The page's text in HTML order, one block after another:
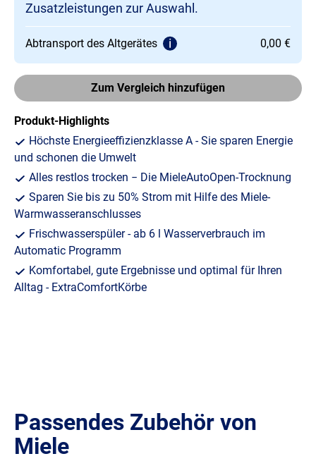
Zusatzleistungen zur Auswahl.
0,00 €
Abtransport des Altgerätes
Zum Vergleich hinzufügen
Produkt-Highlights
Höchste Energieeffizienzklasse A - Sie sparen Energie
und schonen die Umwelt
Alles restlos trocken − Die MieleAutoOpen-Trocknung
Sparen Sie bis zu 50% Strom mit Hilfe des Miele-
Warmwasseranschlusses
Frischwasserspüler - ab 6 l Wasserverbrauch im
Automatic Programm
Komfortabel, gute Ergebnisse und optimal für Ihren
Alltag - ExtraComfortKörbe
Passendes Zubehör von
Miele